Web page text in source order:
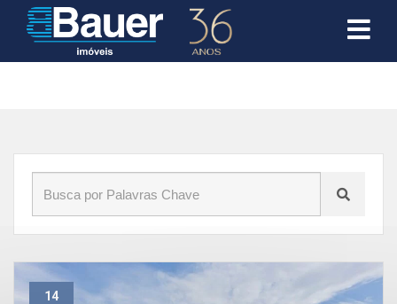
Início» Blog»indaiatuba
14